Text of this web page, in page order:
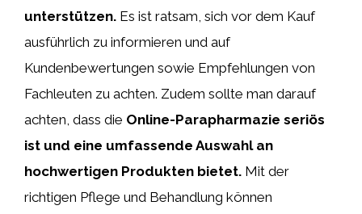
unterstützen. Es ist ratsam, sich vor dem Kauf
ausführlich zu informieren und auf
Kundenbewertungen sowie Empfehlungen von
Fachleuten zu achten. Zudem sollte man darauf
achten, dass die Online-Parapharmazie seriös
ist und eine umfassende Auswahl an
hochwertigen Produkten bietet. Mit der
richtigen Pflege und Behandlung können